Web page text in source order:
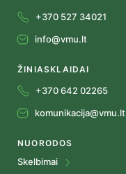
+370 527 34021
info@vmu.lt
ŽINIASKLAIDAI
+370 642 02265
komunikacija@vmu.lt
NUORODOS
Skelbimai